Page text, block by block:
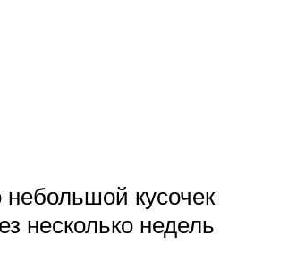
небольшой кусочек
несколько недель